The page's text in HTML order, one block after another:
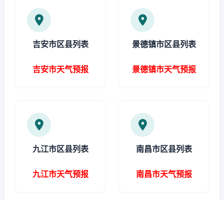
吉安市区县列表
吉安市天气预报
景德镇市区县列表
景德镇市天气预报
九江市区县列表
九江市天气预报
南昌市区县列表
南昌市天气预报